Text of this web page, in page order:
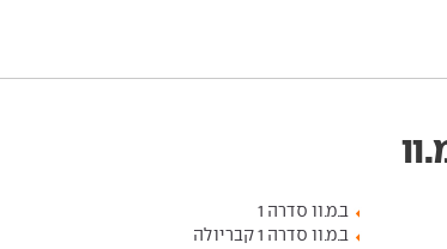
ב.מ.וו סדרה 1
ב.מ.וו סדרה 1 קבריולה